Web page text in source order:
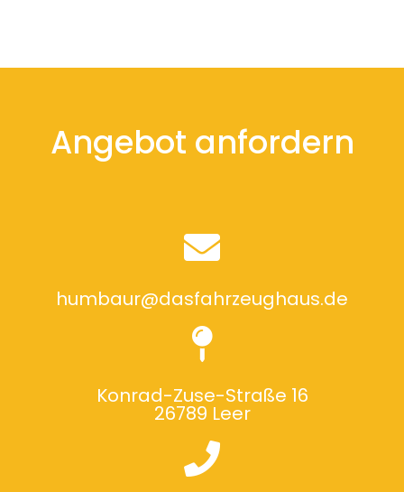
Angebot anfordern
humbaur@dasfahrzeughaus.de
Konrad-Zuse-Straße 16
26789 Leer